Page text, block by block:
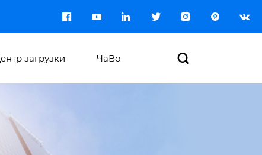
      
загрузки ЧаВо 